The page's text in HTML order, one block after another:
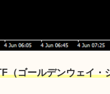
（ゴールデンウェイ・